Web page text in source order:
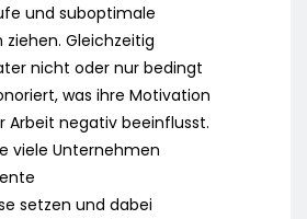
und suboptimale
ziehen. Gleichzeitig
nicht oder nur bedingt
was ihre Motivation
Arbeit negativ beeinflusst.
viele Unternehmen
setzen und dabei